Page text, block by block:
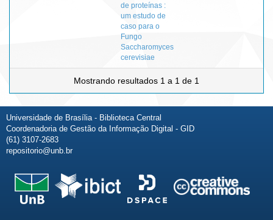
de proteínas :
um estudo de
caso para o
Fungo
Saccharomyces
cerevisiae
Mostrando resultados 1 a 1 de 1
Universidade de Brasília - Biblioteca Central
Coordenadoria de Gestão da Informação Digital - GID
(61) 3107-2683
repositorio@unb.br